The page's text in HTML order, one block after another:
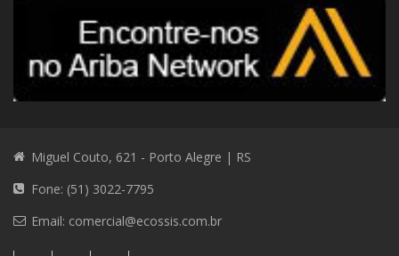
Miguel Couto, 621 - Porto Alegre | RS
Fone: (51) 3022-7795
Email: comercial@ecossis.com.br